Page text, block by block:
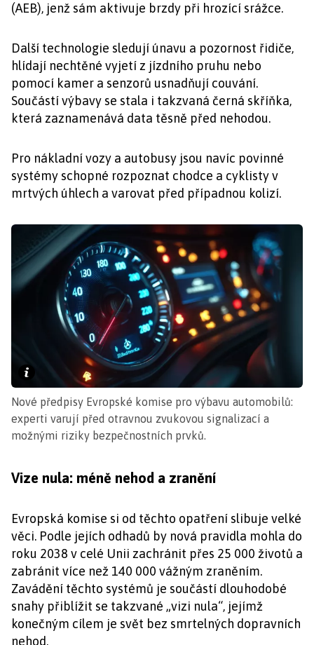
(AEB), jenž sám aktivuje brzdy při hrozící srážce.
Další technologie sledují únavu a pozornost řidiče,
hlídají nechtěné vyjetí z jízdního pruhu nebo
pomocí kamer a senzorů usnadňují couvání.
Součástí výbavy se stala i takzvaná černá skříňka,
která zaznamenává data těsně před nehodou.
Pro nákladní vozy a autobusy jsou navíc povinné
systémy schopné rozpoznat chodce a cyklisty v
mrtvých úhlech a varovat před případnou kolizí.
Nové předpisy Evropské komise pro výbavu automobilů:
experti varují před otravnou zvukovou signalizací a
možnými riziky bezpečnostních prvků.
Vize nula: méně nehod a zranění
Evropská komise si od těchto opatření slibuje velké
věci. Podle jejích odhadů by nová pravidla mohla do
roku 2038 v celé Unii zachránit přes 25 000 životů a
zabránit více než 140 000 vážným zraněním.
Zavádění těchto systémů je součástí dlouhodobé
snahy přiblížit se takzvané „vizi nula“, jejímž
konečným cílem je svět bez smrtelných dopravních
nehod.